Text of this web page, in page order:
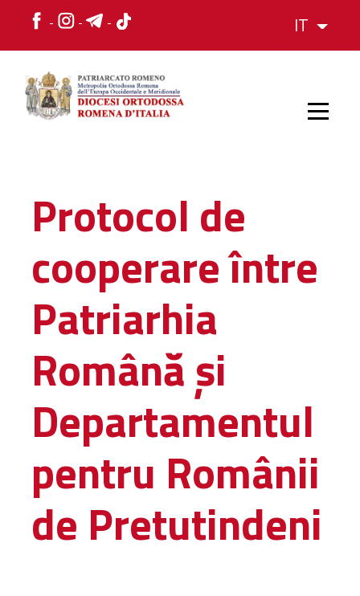
IT
STORIA
L'ORGANIZZAZIONE
L'ORGANIZZAZIONE
La Struttura
Amministrativa
Monasteri,
chiese e
monumenti
Diaconie
Associazioni e
Centri
Protocol de
cooperare între
Patriarhia
Română și
Departamentul
pentru Românii
de Pretutindeni